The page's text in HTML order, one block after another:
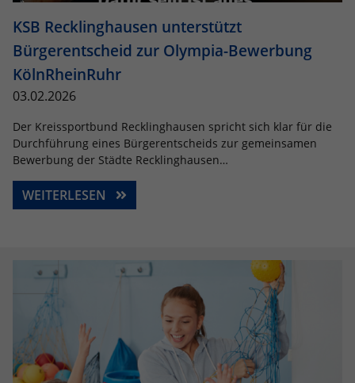
KSB Recklinghausen unterstützt
Bürgerentscheid zur Olympia-Bewerbung
KölnRheinRuhr
03.02.2026
Der Kreissportbund Recklinghausen spricht sich klar für die
Durchführung eines Bürgerentscheids zur gemeinsamen
Bewerbung der Städte Recklinghausen…
WEITERLESEN